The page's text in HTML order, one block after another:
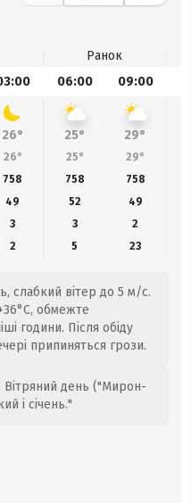
Ранок
06:00 09:00
26° 25° 29°
26° 25° 29°
758 758 758
49 52 49
3 3
2
2 5 23
слабкий вітер до 5 м/с.
обмежте
години. Після обіду
припиняться грози.
день ("Мирон-
і січень."